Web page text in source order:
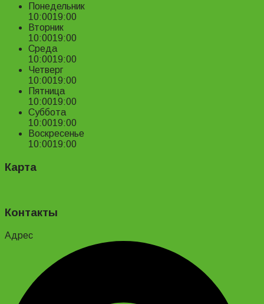
Понедельник
10:0019:00
Вторник
10:0019:00
Среда
10:0019:00
Четверг
10:0019:00
Пятница
10:0019:00
Суббота
10:0019:00
Воскресенье
10:0019:00
Карта
Контакты
Адрес